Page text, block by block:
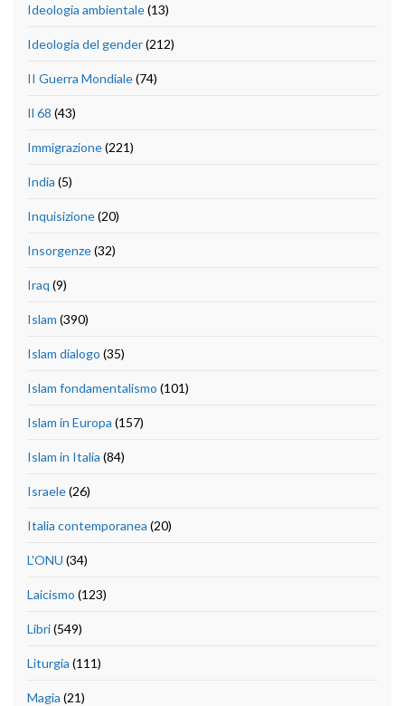
Ideologia ambientale(13)
Ideologia del gender(212)
II Guerra Mondiale(74)
Il 68 (43)
Immigrazione(221)
India (5)
Inquisizione(20)
Insorgenze(32)
Iraq (9)
Islam (390)
Islam dialogo (35)
Islam fondamentalismo (101)
Islam in Europa (157)
Islam in Italia (84)
Israele(26)
Italia contemporanea (20)
L'ONU (34)
Laicismo (123)
Libri(549)
Liturgia (111)
Magia (21)